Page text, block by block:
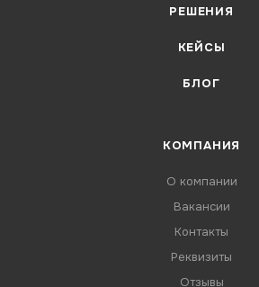
РЕШЕНИЯ
КЕЙСЫ
БЛОГ
КОМПАНИЯ
О компании
Вакансии
Контакты
Реквизиты
Отзывы